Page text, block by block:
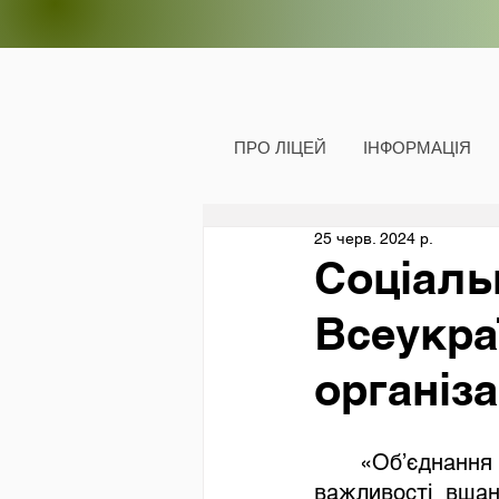
ПРО ЛІЦЕЙ ІНФОРМАЦІЯ
25 черв. 2024 р.
важливості